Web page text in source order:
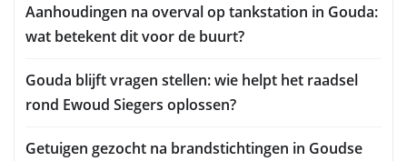
Aanhoudingen na overval op tankstation in Gouda:
wat betekent dit voor de buurt?
Gouda blijft vragen stellen: wie helpt het raadsel
rond Ewoud Siegers oplossen?
Getuigen gezocht na brandstichtingen in Goudse